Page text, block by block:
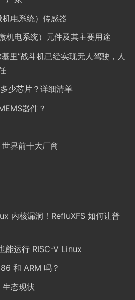
电系统）传感器
机电系统）元件及其主要用途
里”战斗机已经实现无人驾驶，人
少芯片？详细清单
器件？
界前十大厂商
内核漏洞！RefluXFS 如何让普
能运行 RISC-V Linux
和 ARM 吗？
态现状